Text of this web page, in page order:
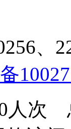
、
人次